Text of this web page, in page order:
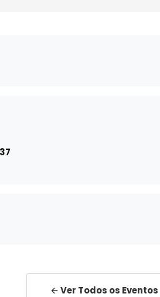
← Ver Todos os Eventos